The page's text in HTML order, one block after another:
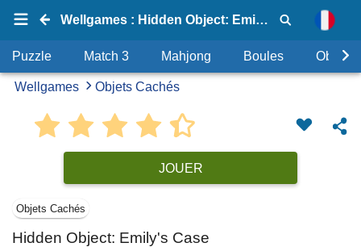
Wellgames : Hidden Object: Emily's Case
Puzzle Match 3 Mahjong Boules Objets
Wellgames Objets Cachés
JOUER
Objets Cachés
Hidden Object: Emily's Case